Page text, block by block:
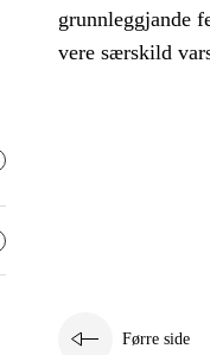
grunnleggjande
vere særskild
Førre side